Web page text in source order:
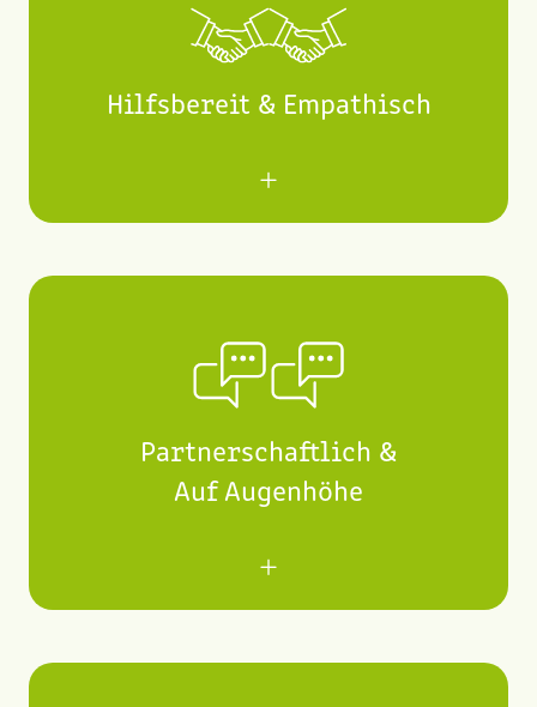
Hilfsbereit & Empathisch
Wir glauben, dass wir zusammen stärker sind
Kollegen und Kunden einzugehen.
Partnerschaftlich &
Auf Augenhöhe
Wir kommunizieren auf allen Ebenen